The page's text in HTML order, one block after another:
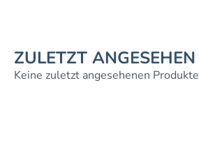
ZULETZT ANGESEHEN
Keine zuletzt angesehenen Produkte